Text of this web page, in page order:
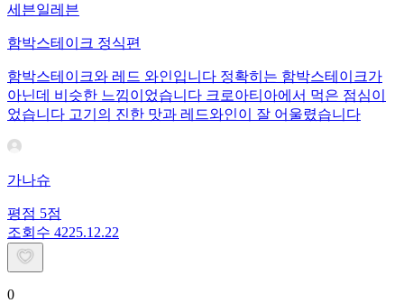
세븐일레븐
함박스테이크 정식편
함박스테이크와 레드 와인입니다 정확히는 함박스테이크가
아닌데 비슷한 느낌이었습니다 크로아티아에서 먹은 점심이
었습니다 고기의 진한 맛과 레드와인이 잘 어울렸습니다
가나슈
평점 5점
조회수 4225.12.22
0